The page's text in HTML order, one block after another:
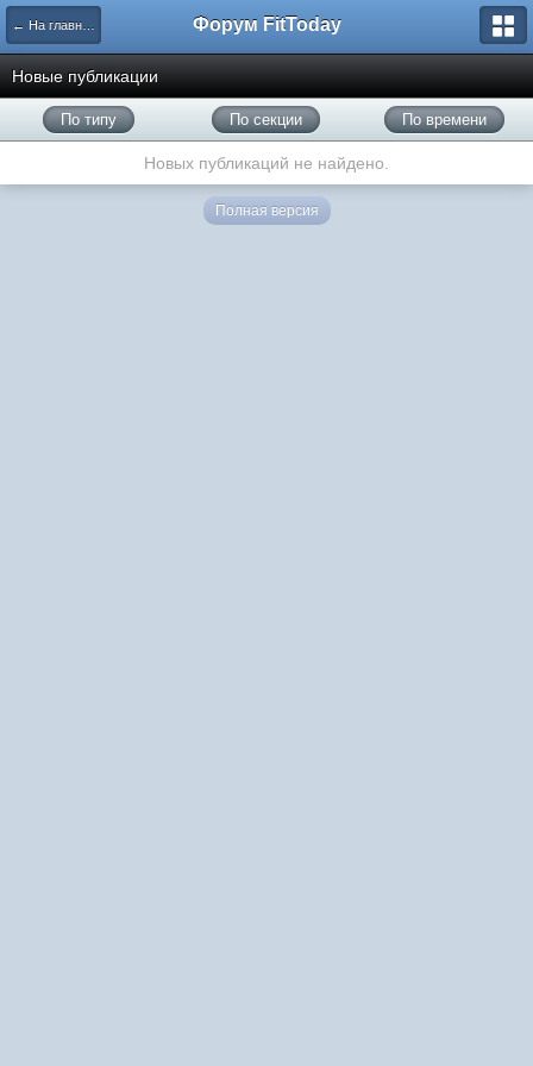
← На главную Форум FitToday
Новые публикации
По типу По секции По времени
Новых публикаций не найдено.
Полная версия